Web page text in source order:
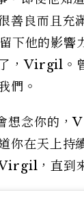
善良而且充
下他的影響
，Virgil。
們。
想念你的，
你在天上持
，直到